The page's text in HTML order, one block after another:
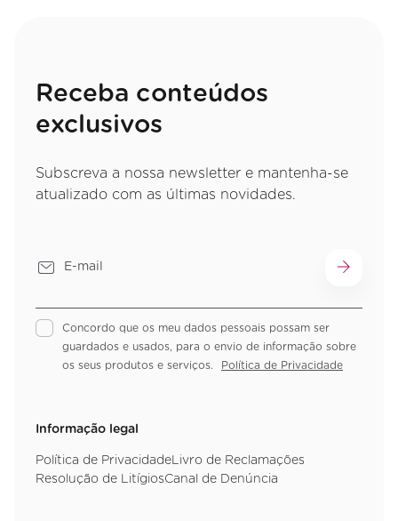
Receba conteúdos
exclusivos
Subscreva a nossa newsletter e mantenha-se
atualizado com as últimas novidades.
Concordo que os meu dados pessoais possam ser
guardados e usados, para o envio de informação sobre
os seus produtos e serviços.
Política de Privacidade
Informação legal
Política de Privacidade Livro de Reclamações
Resolução de LitígiosCanal de Denúncia